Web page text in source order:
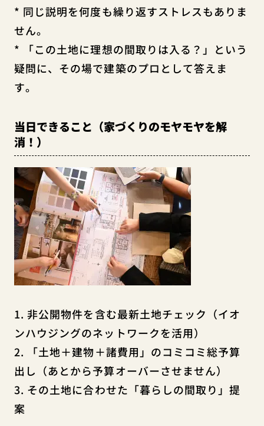
* 同じ説明を何度も繰り返すストレスもありま
せん。
* 「この土地に理想の間取りは入る？」という
疑問に、その場で建築のプロとして答えま
す。
当日できること（家づくりのモヤモヤを解
消！）
1. 非公開物件を含む最新土地チェック（イオ
ンハウジングのネットワークを活用）
2. 「土地＋建物＋諸費用」のコミコミ総予算
出し（あとから予算オーバーさせません）
3. その土地に合わせた「暮らしの間取り」提
案